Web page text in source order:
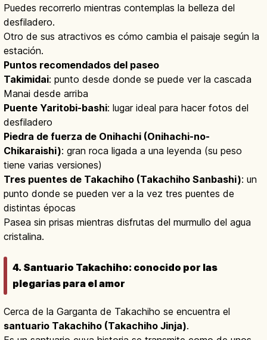
Puedes recorrerlo mientras contemplas la belleza del
desfiladero.
Otro de sus atractivos es cómo cambia el paisaje según la
estación.
Puntos recomendados del paseo
Takimidai: punto desde donde se puede ver la cascada
Manai desde arriba
Puente Yaritobi-bashi: lugar ideal para hacer fotos del
desfiladero
Piedra de fuerza de Onihachi (Onihachi-no-
Chikaraishi): gran roca ligada a una leyenda (su peso
tiene varias versiones)
Tres puentes de Takachiho (Takachiho Sanbashi): un
punto donde se pueden ver a la vez tres puentes de
distintas épocas
Pasea sin prisas mientras disfrutas del murmullo del agua
cristalina.
4. Santuario Takachiho: conocido por las
plegarias para el amor
Cerca de la Garganta de Takachiho se encuentra el
santuario Takachiho (Takachiho Jinja).